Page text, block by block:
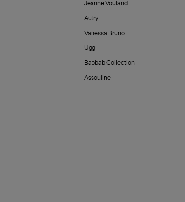
Jeanne Vouland
Autry
Vanessa Bruno
Ugg
Baobab Collection
Assouline